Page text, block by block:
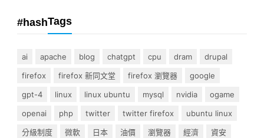
#hashTags
ai apache blog chatgpt cpu dram
drupal
firefox
firefox 新同文堂 firefox 瀏覽器
google
gpt-4
linux linux ubuntu mysql nvidia
ogame
openai
php twitter twitter firefox
ubuntu linux
分級制度
微軟 日本 油價 瀏覽器 經濟
資安